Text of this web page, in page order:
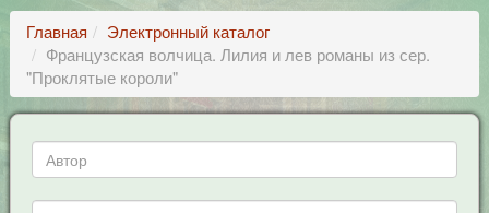
Главная
Электронный каталог
Французская волчица. Лилия и лев романы из сер.
"Проклятые короли"